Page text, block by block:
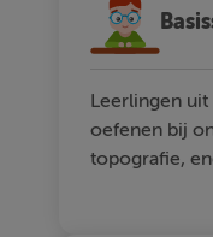
Leerlingen
oefenen bij
topografie,